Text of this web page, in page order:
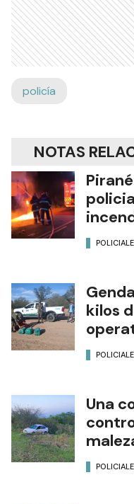
policía
NOTAS
kilos
Una